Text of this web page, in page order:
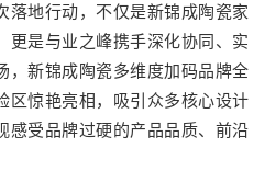
落地行动，不仅是新锦成陶瓷家
更是与业之峰携手深化协同、实
，新锦成陶瓷多维度加码品牌全
区惊艳亮相，吸引众多核心设计
感受品牌过硬的产品品质、前沿